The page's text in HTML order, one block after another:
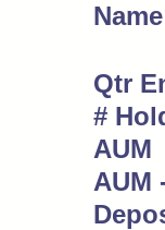
Name
Qtr
#
AUM
AUM